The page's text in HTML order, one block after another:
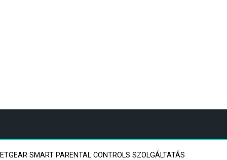
SMART PARENTAL CONTROLS SZOLGÁLTATÁS